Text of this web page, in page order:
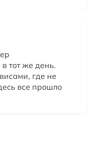
тот же день.
где не
все прошло